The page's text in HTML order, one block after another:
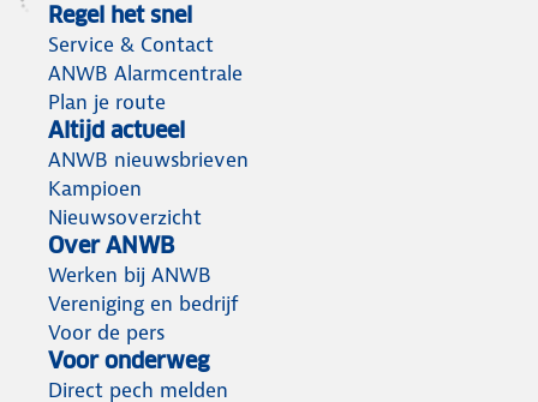
Regel het snel
Service & Contact
ANWB Alarmcentrale
Plan je route
Altijd actueel
ANWB nieuwsbrieven
Kampioen
Nieuwsoverzicht
Over ANWB
Werken bij ANWB
Vereniging en bedrijf
Voor de pers
Voor onderweg
Direct pech melden